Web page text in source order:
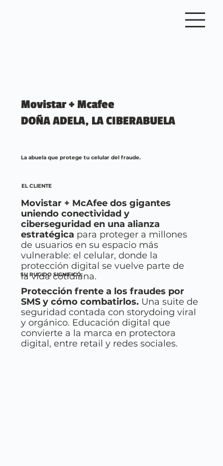
Movistar + Mcafee
DOÑA ADELA, LA CIBERABUELA
La abuela que protege tu celular del fraude.
EL CLIENTE
Movistar + McAfee dos gigantes
uniendo conectividad y
ciberseguridad en una alianza
estratégica para proteger a millones
de usuarios en su espacio más
vulnerable: el celular, donde la
protección digital se vuelve parte de
la vida cotidiana.
SU RUGIDO SIGNIFICÓ:
Protección frente a los fraudes por
SMS y cómo combatirlos. Una suite de
seguridad contada con storydoing viral
y orgánico. Educación digital que
convierte a la marca en protectora
digital, entre retail y redes sociales.